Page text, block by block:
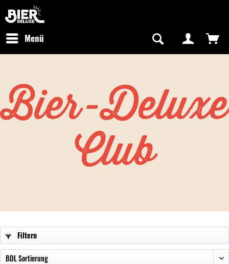
Kostenfreier Versand in Deutschland
Menü
Bier-Deluxe
Club
Filtern